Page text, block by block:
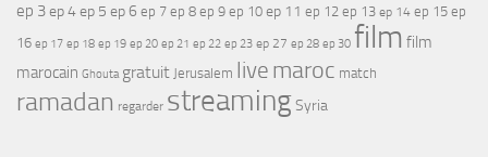
ep 3ep 4ep 5 ep 6 ep 7 ep 8 ep 9 ep 10 ep 11 ep 12 ep 13 ep 14 ep 15 ep
16 ep 17 ep 18 ep 19 ep 20 ep 21 ep 22 ep 23 ep 27 ep 28 ep 30 film film
marocain Ghouta gratuit Jerusalem live maroc match
ramadan regarder streamingSyria